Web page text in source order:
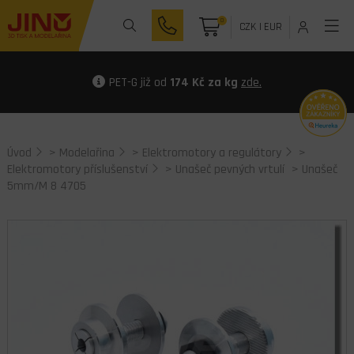
0 CZK| EUR
PET-G již od 174 Kč za kg zde.
Úvod > Modelařina > Elektromotory a regulátory
>
Elektromotory příslušenství
> Unašeč pevných vrtulí > Unašeč
5mm/M 8 4705